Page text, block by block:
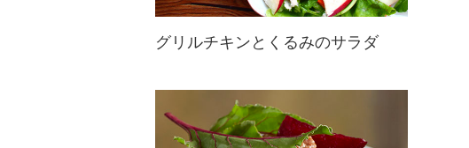
飽きがこない鶏むね肉とくるみを使
ったアレンジサラダ！くるみはすり
つぶして北イタリア風の伝統ソース
グリルチキンとくるみのサラダ